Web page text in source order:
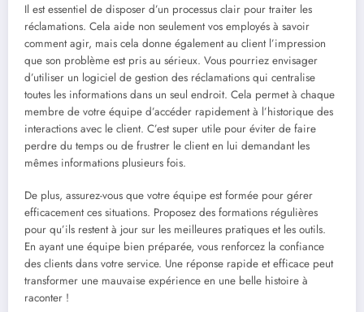
Il est essentiel de disposer d’un processus clair pour traiter les
réclamations. Cela aide non seulement vos employés à savoir
comment agir, mais cela donne également au client l’impression
que son problème est pris au sérieux. Vous pourriez envisager
d’utiliser un logiciel de gestion des réclamations qui centralise
toutes les informations dans un seul endroit. Cela permet à chaque
membre de votre équipe d’accéder rapidement à l’historique des
interactions avec le client. C’est super utile pour éviter de faire
perdre du temps ou de frustrer le client en lui demandant les
mêmes informations plusieurs fois.
De plus, assurez-vous que votre équipe est formée pour gérer
efficacement ces situations. Proposez des formations régulières
pour qu’ils restent à jour sur les meilleures pratiques et les outils.
En ayant une équipe bien préparée, vous renforcez la confiance
des clients dans votre service. Une réponse rapide et efficace peut
transformer une mauvaise expérience en une belle histoire à
raconter !